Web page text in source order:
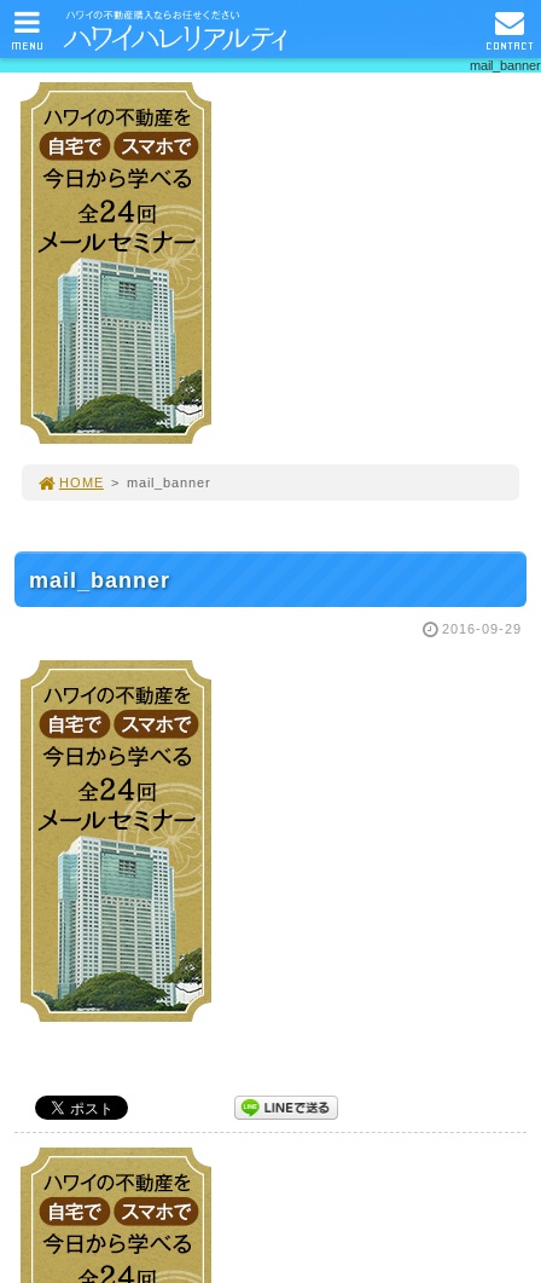
mail_banner
HOME > mail_banner
mail_banner
2016-09-29
MENU CONTACT